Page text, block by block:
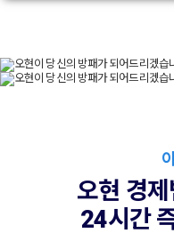
오현 경
24시간